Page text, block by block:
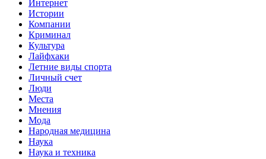
Интернет
Истории
Компании
Криминал
Культура
Лайфхаки
Летние виды спорта
Личный счет
Люди
Места
Мнения
Мода
Народная медицина
Наука
Наука и техника